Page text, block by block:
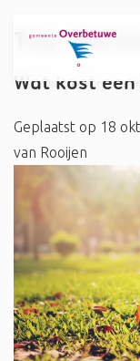
Tag:#brine
Wat kost
Geplaatst op 18
van Rooijen